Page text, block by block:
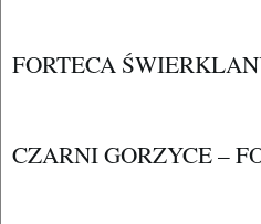
FORTECA
CZARNI GORZYCE –